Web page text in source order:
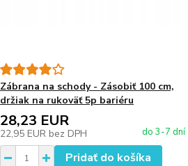
Zábrana na schody - Zásobiť 100 cm,
držiak na rukoväť 5p bariéru
28,23 EUR
22,95 EUR bez DPH do 3-7 dní
Pridať do košíka